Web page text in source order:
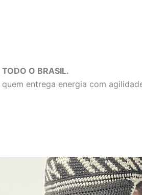
O BRASIL.
entrega energia com